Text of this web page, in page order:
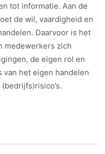
tot informatie. Aan de
de wil, vaardigheid en
Daarvoor is het
medewerkers zich
de eigen rol en
van het eigen handelen